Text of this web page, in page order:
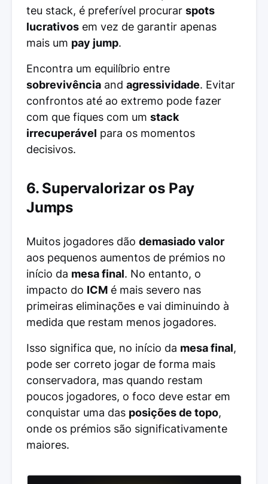
teu stack, é preferível procurar spots
lucrativos em vez de garantir apenas
mais um pay jump.
Encontra um equilíbrio entre
sobrevivência and agressividade. Evitar
confrontos até ao extremo pode fazer
com que fiques com um stack
irrecuperável para os momentos
decisivos.
6. Supervalorizar os Pay
Jumps
Muitos jogadores dão demasiado valor
aos pequenos aumentos de prémios no
início da mesa final. No entanto, o
impacto do ICM é mais severo nas
primeiras eliminações e vai diminuindo à
medida que restam menos jogadores.
Isso significa que, no início da mesa final,
pode ser correto jogar de forma mais
conservadora, mas quando restam
poucos jogadores, o foco deve estar em
conquistar uma das posições de topo,
onde os prémios são significativamente
maiores.